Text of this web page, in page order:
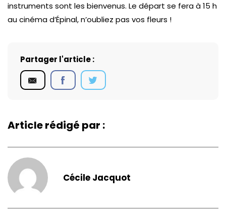
instruments sont les bienvenus. Le départ se fera à 15 h
au cinéma d’Épinal, n’oubliez pas vos fleurs !
Partager l'article :
Article rédigé par :
Cécile Jacquot